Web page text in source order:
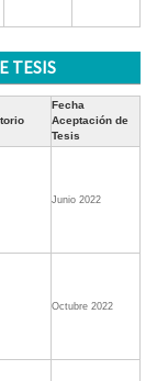
TESIS
Fecha
Aceptación de
Tesis
Junio 2022
Octubre 2022